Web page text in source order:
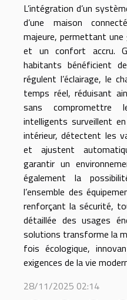
L’intégration d’un
d’une maison
majeure, permettant
et un confort accru.
habitants bénéficient
régulent l’éclairage, le
temps réel, réduisant
sans compromettre
intelligents surveillent
intérieur, détectent les
et ajustent
garantir un
également la
l’ensemble des
renforçant la sécurité,
détaillée des usages
solutions transforme la
fois écologique,
exigences de la vie
28/11/2025 02:14